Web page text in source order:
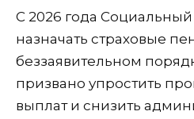
С 2026 года
назначать страховые
беззаявительном
призвано упростить
выплат и снизить